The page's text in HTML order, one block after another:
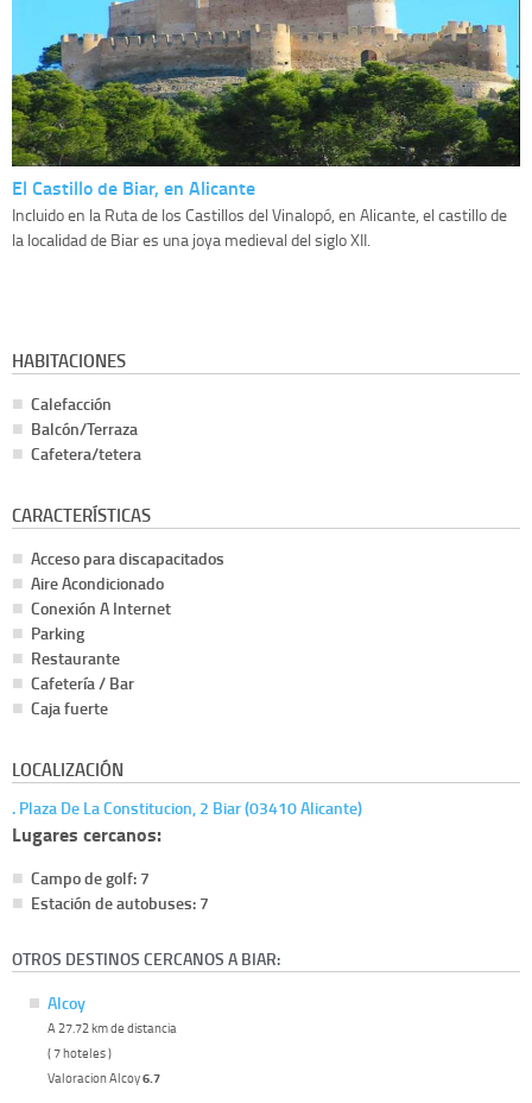
El Castillo de Biar, en Alicante
Incluido en la Ruta de los Castillos del Vinalopó, en Alicante, el castillo de
la localidad de Biar es una joya medieval del siglo XII.
HABITACIONES
Calefacción
Balcón/Terraza
Cafetera/tetera
CARACTERÍSTICAS
Acceso para discapacitados
Aire Acondicionado
Conexión A Internet
Parking
Restaurante
Cafetería / Bar
Caja fuerte
LOCALIZACIÓN
. Plaza De La Constitucion, 2 Biar (03410 Alicante)
Lugares cercanos:
Campo de golf: 7
Estación de autobuses: 7
OTROS DESTINOS CERCANOS A BIAR:
Alcoy
A 27.72 km de distancia
( 7 hoteles )
Valoracion Alcoy6.7